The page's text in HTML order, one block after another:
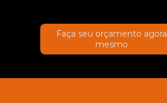
Faça seu orçamento agora
mesmo